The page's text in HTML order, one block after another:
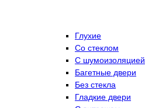
Глухие
Со стеклом
C шумоизоляцией
Багетные двери
Без стекла
Гладкие двери